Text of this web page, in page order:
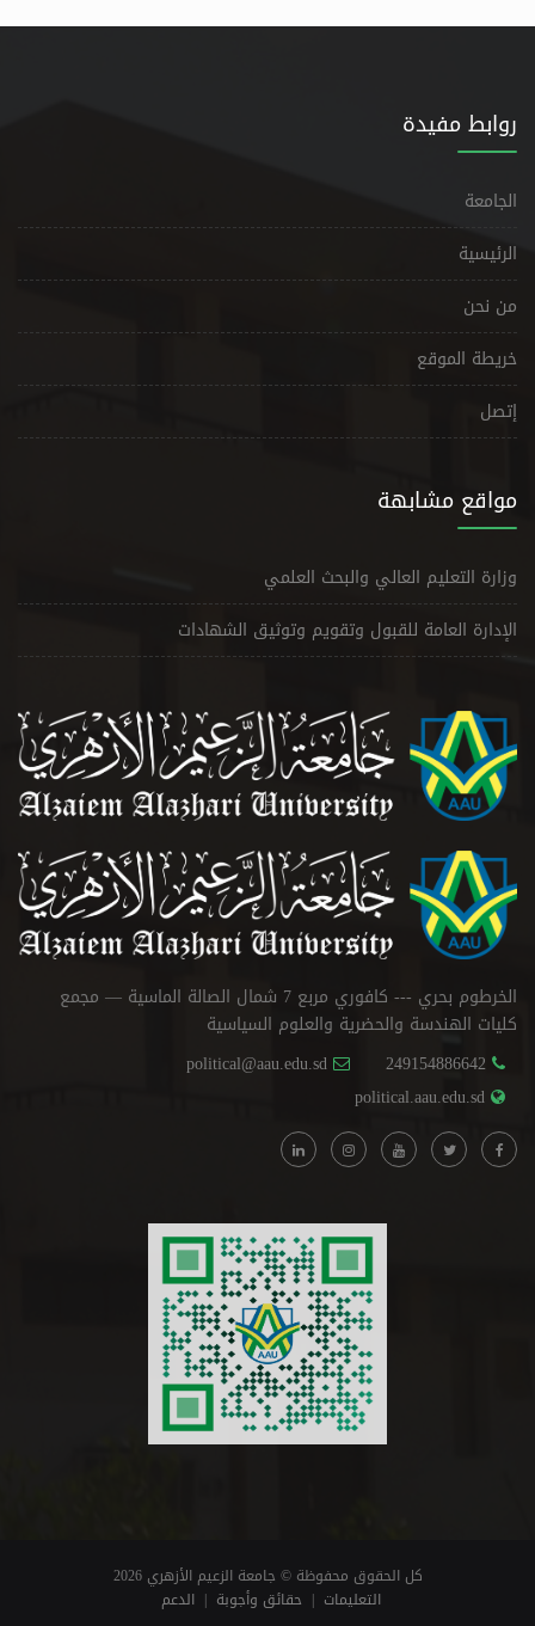
روابط مفيدة
الجامعة
الرئيسية
من نحن
خريطة الموقع
إتصل
مواقع مشابهة
وزارة التعليم العالي والبحث العلمي
الإدارة العامة للقبول وتقويم وتوثيق الشهادات
الخرطوم بحري --- كافوري مربع 7 شمال الصالة الماسية — مجمع
كليات الهندسة والحضرية والعلوم السياسية
249154886642
political@aau.edu.sd
political.aau.edu.sd
كل الحقوق محفوظة © جامعة الزعيم الأزهري 2026
التعليمات | حقائق وأجوبة | الدعم